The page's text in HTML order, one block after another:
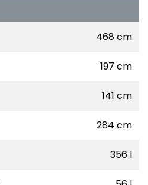
468 cm
197 cm
141 cm
284 cm
356 l